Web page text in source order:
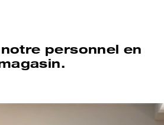
personnel en